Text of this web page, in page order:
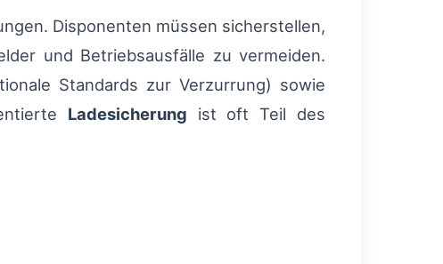
Disponenten müssen sicherstellen,
und Betriebsausfälle zu vermeiden.
Standards zur Verzurrung) sowie
Ladesicherung ist oft Teil des